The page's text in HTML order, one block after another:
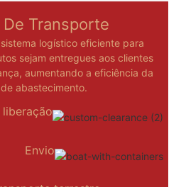
Transporte
logístico eficiente para
sejam entregues aos clientes
aumentando a eficiência da
abastecimento.
liberação
Envio